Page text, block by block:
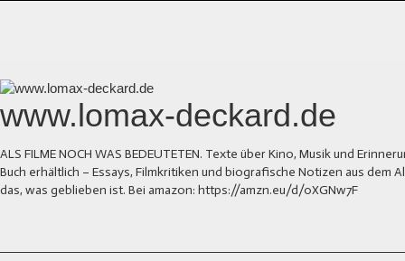
www.lomax-deckard.de
ALS FILME NOCH WAS BEDEUTETEN. Texte über Kino, Musik und
Buch erhältlich – Essays, Filmkritiken und biografische Notizen aus dem
das, was geblieben ist. Bei amazon: https://amzn.eu/d/0XGNw7F